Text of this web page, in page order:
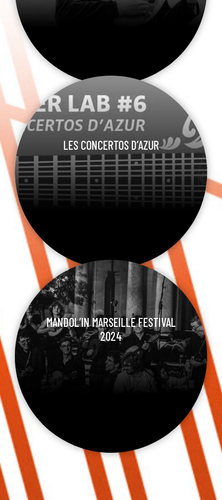
LES CONCERTOS D’AZUR
MANDOL’IN MARSEILLE FESTIVAL
2024